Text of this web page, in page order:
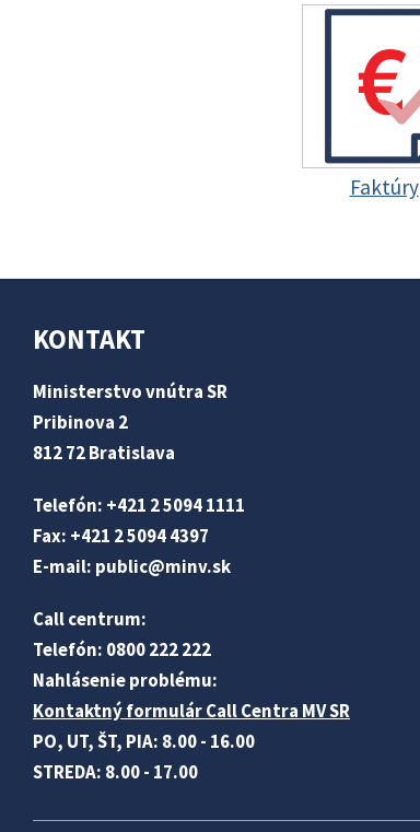
Faktúry
KONTAKT
Ministerstvo vnútra SR
Pribinova 2
812 72 Bratislava
Telefón: +421 2 5094 1111
Fax: +421 2 5094 4397
E-mail: public@minv.sk
Call centrum:
Telefón: 0800 222 222
Nahlásenie problému:
Kontaktný formulár Call Centra MV SR
PO, UT, ŠT, PIA: 8.00 - 16.00
STREDA: 8.00 - 17.00